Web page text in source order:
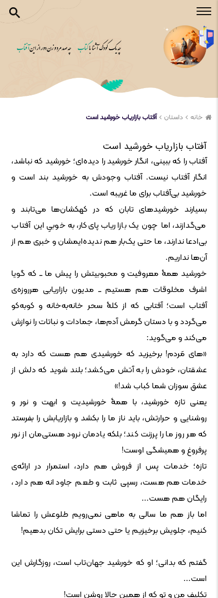
خانه داستان آفتاب بازاریاب خورشید است
آفتاب بازاریاب خورشید است
آفتاب را که ببینی، انگار خورشید را دیده‌ای؛ خورشید که نباشد،
انگار آفتاب نیست. آفتاب وجودش به خورشید بند است و
خورشید بی‌آفتاب برای ما غریبه است.
بسیارند خورشیدهای تابان که در کهکشان‌ها می‌تابند و
می‌گدازند، اما چون یک بازاریاب پای‌کار، به خوبیِ این آفتاب
بی‌ادعا ندارند، ما حتی یک‌بار هم ندیده‌ایمشان و خبری هم از
آن‌ها نداریم.
خورشید همۀ معروفیت و محبوبیتش را پیش ما ــ که گویا
اشرف مخلوقات هم هستیم ــ مدیون بازاریابی هرروزه‌ی
آفتاب است؛ آفتابی که از کلۀ سحر خانه‌به‌خانه و کو‌به‌کو
می‌گردد و با دستان گرمش آدم‌ها، جمادات و نباتات را نوازش
می‌کند و می‌گوید:
«های مَردم! برخیزید که خورشیدی هم هست که دارد به
عشقتان، خودش را به آتش می‌کشد؛ بلند شوید که دلش از
عشق سوزان شما کباب شد!»
یعنی تازه خورشید، با همۀ خورشیدیت و ابهت و نور و
روشنایی و حرارتش، باید ناز ما را بکشد و بازاریابش را بفرستد
که هر روز ما را پرزنت کند؛ بلکه یادمان نرود هستی‌مان از نور
پرفروغ و همیشگی اوست!
تازه؛ خدمات پس از فروش هم دارد، استمرار در ارائه‌ی
خدمات هم هست، رسپی ثابت و طعم جاودانه هم دارد،
رایگان هم هست...
اما باز هم ما سالی به ماهی نمی‌رویم طلوعش را تماشا
کنیم، جلویش برخیزیم یا حتی دستی برایش تکان بدهیم!
گفتم که بدانی؛ او که خورشید جهان‌تاب است، روزگارش این
است...
تکلیف من و تو که از همین حالا روشن است!